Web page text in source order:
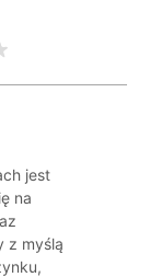
jest
na
z myślą